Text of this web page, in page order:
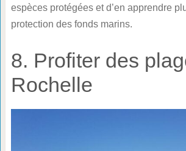
espèces protégées et d’en apprendre
protection des fonds marins.
8. Profiter des
Rochelle